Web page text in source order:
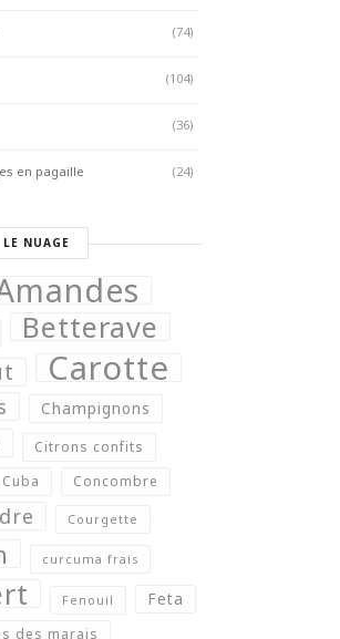
(74)
(104)
(36)
en pagaille (24)
LE NUAGE
Betterave
Carotte
Champignons
Citrons confits
Concombre
Courgette
curcuma frais
Fenouil Feta
des marais